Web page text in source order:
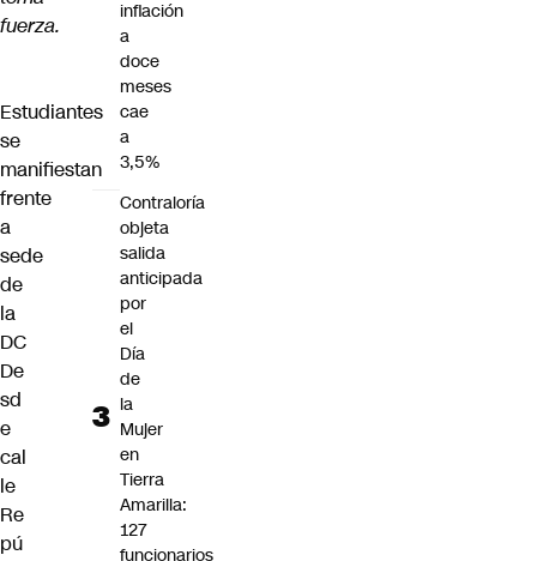
fuerza.
Estudiantes
se
manifiestan
frente
a
sede
de
la
DC
De
sd
e
cal
le
Re
pú
inflación
a
doce
meses
cae
a
3,5%
Contraloría
objeta
salida
anticipada
por
el
Día
de
la
Mujer
en
Tierra
Amarilla:
127
funcionarios